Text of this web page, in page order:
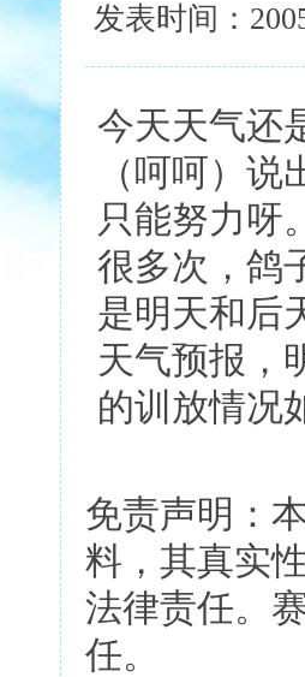
发表时间：
今天天气还
（呵呵）
只能努力呀
很多次，鸽
是明天和后
天气预报，
的训放情况
免责声明：
料，其真实
法律责任。
任。